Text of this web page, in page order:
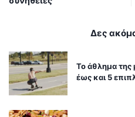
Δες
Το άθλημα της
έως και 5